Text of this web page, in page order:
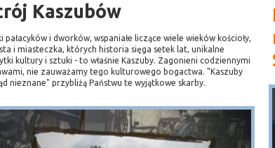
Kaszubów
pałacyków i dworków, wspaniałe liczące wiele wieków kościoły,
i miasteczka, których historia sięga setek lat, unikalne
kultury i sztuki - to właśnie Kaszuby. Zagonieni codziennymi
nie zauważamy tego kulturowego bogactwa. "Kaszuby
nieznane" przybliżą Państwu te wyjątkowe skarby.